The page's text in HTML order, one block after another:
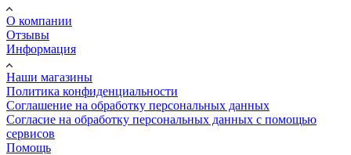
О компании
Отзывы
Информация
Наши магазины
Политика конфиденциальности
Соглашение на обработку персональных данных
Согласие на обработку персональных данных с помощью
сервисов
Помощь